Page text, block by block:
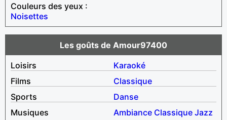
Couleurs des yeux :
Noisettes
Les goûts de Amour97400
Loisirs
Karaoké
Films
Classique
Sports
Danse
Musiques
Ambiance Classique Jazz